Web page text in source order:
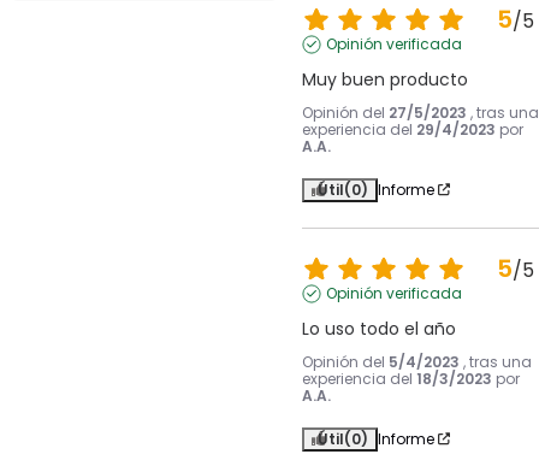
5/5
Opinión verificada
Muy buen producto
Opinión del 27/5/2023 , tras una
experiencia del 29/4/2023 por
A.A.
Útil(0) Informe
5/5
Opinión verificada
Lo uso todo el año
Opinión del 5/4/2023 , tras una
experiencia del 18/3/2023 por
A.A.
Útil(0) Informe